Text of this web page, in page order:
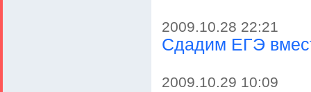
2009.10.28 22:21
Сдадим ЕГЭ
2009.10.29 10:09